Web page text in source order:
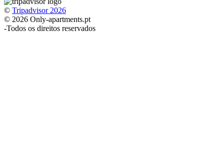
© Tripadvisor 2026
© 2026 Only-apartments.pt
-Todos os direitos reservados